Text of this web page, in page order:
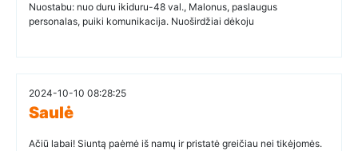
Nuostabu: nuo duru ikiduru-48 val., Malonus, paslaugus
personalas, puiki komunikacija. Nuoširdžiai dėkoju
2024-10-10 08:28:25
Saulė
Ačiū labai! Siuntą paėmė iš namų ir pristatė greičiau nei tikėjomės.